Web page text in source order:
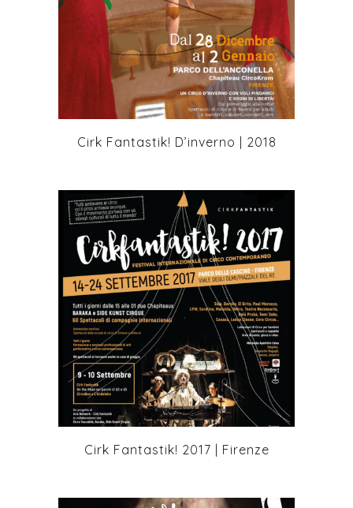
+
Cirk Fantastik! D’inverno | 2018
+
Cirk Fantastik! 2017 | Firenze